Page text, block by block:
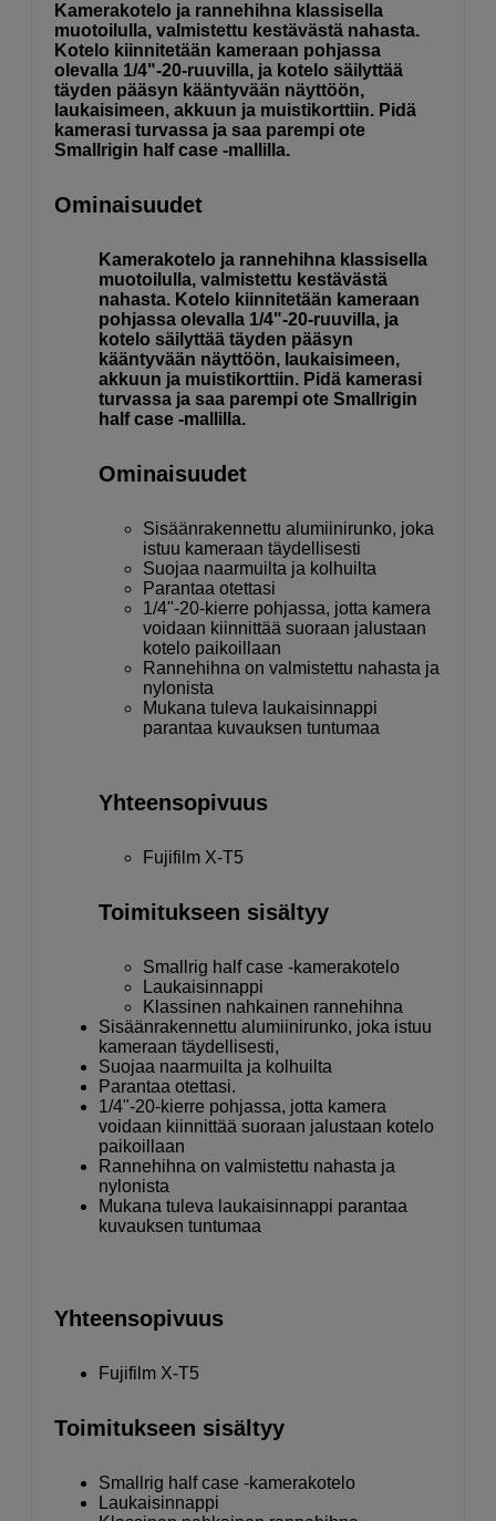
Kamerakotelo ja rannehihna klassisella
muotoilulla, valmistettu kestävästä nahasta.
Kotelo kiinnitetään kameraan pohjassa
olevalla 1/4"-20-ruuvilla, ja kotelo säilyttää
täyden pääsyn kääntyvään näyttöön,
laukaisimeen, akkuun ja muistikorttiin. Pidä
kamerasi turvassa ja saa parempi ote
Smallrigin half case -mallilla.
Ominaisuudet
Kamerakotelo ja rannehihna klassisella
muotoilulla, valmistettu kestävästä
nahasta. Kotelo kiinnitetään kameraan
pohjassa olevalla 1/4"-20-ruuvilla, ja
kotelo säilyttää täyden pääsyn
kääntyvään näyttöön, laukaisimeen,
akkuun ja muistikorttiin. Pidä kamerasi
turvassa ja saa parempi ote Smallrigin
half case -mallilla.
Ominaisuudet
Sisäänrakennettu alumiinirunko, joka
istuu kameraan täydellisesti
Suojaa naarmuilta ja kolhuilta
Parantaa otettasi
1/4"-20-kierre pohjassa, jotta kamera
voidaan kiinnittää suoraan jalustaan
kotelo paikoillaan
Rannehihna on valmistettu nahasta ja
nylonista
Mukana tuleva laukaisinnappi
parantaa kuvauksen tuntumaa
Yhteensopivuus
Fujifilm X-T5
Toimitukseen sisältyy
Smallrig half case -kamerakotelo
Laukaisinnappi
Klassinen nahkainen rannehihna
Sisäänrakennettu alumiinirunko, joka istuu
kameraan täydellisesti,
Suojaa naarmuilta ja kolhuilta
Parantaa otettasi.
1/4"-20-kierre pohjassa, jotta kamera
voidaan kiinnittää suoraan jalustaan kotelo
paikoillaan
Rannehihna on valmistettu nahasta ja
nylonista
Mukana tuleva laukaisinnappi parantaa
kuvauksen tuntumaa
Yhteensopivuus
Fujifilm X-T5
Toimitukseen sisältyy
Smallrig half case -kamerakotelo
Laukaisinnappi